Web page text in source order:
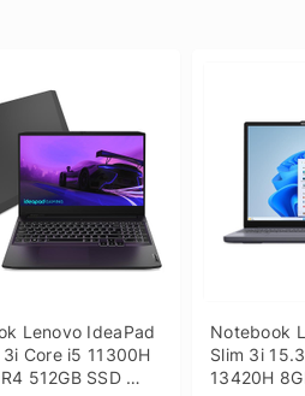
Lenovo IdeaPad
3i Core i5 11300H
512GB SSD
Notebook
Slim 3i
13420H